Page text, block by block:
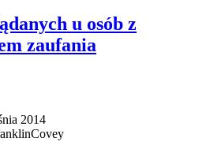
u osób z
zaufania
2014